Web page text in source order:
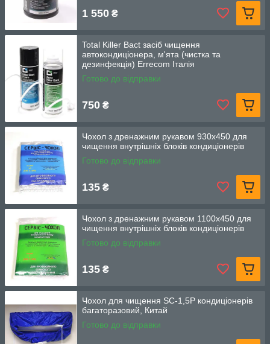
1 550 ₴
Total Killer Bact засіб чищення
автокондиціонера, м'ята (чистка та
дезинфекція) Errecom Італія
Готово до відправки
750 ₴
Чохол з дренажним рукавом 930х450 для
чищення внутрішніх блоків кондиціонерів
Готово до відправки
135 ₴
Чохол з дренажним рукавом 1100х450 для
чищення внутрішніх блоків кондиціонерів
Готово до відправки
135 ₴
Чохол для чищення SC-1,5P кондиціонерів
багаторазовий, Китай
Готово до відправки